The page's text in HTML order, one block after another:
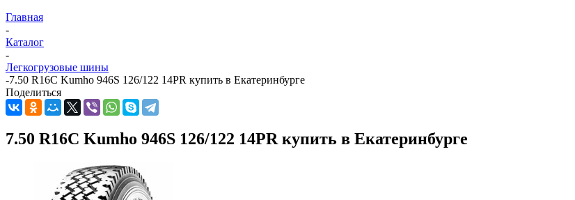
Главная
-
Каталог
-
Легкогрузовые шины
-7.50 R16C Kumho 946S 126/122 14PR купить в Екатеринбурге
Поделиться
7.50 R16C Kumho 946S 126/122 14PR купить в Екатеринбурге